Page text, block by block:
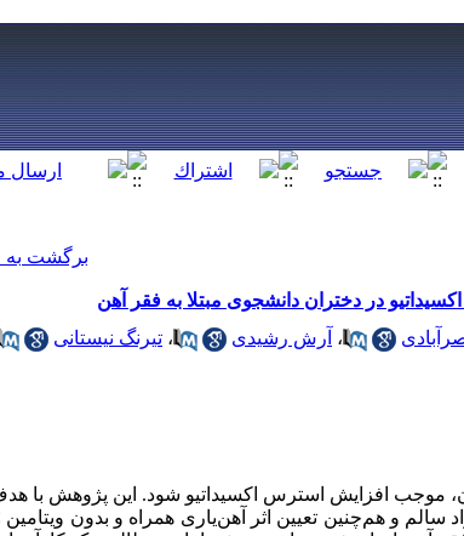
برگشت به
، آرش رشیدی ، تیرنگ نیستانی
موجب افزایش استرس ‌اکسیداتیو شود. این پژوهش با